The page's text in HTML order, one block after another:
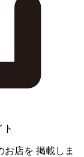
お店を 掲載しま